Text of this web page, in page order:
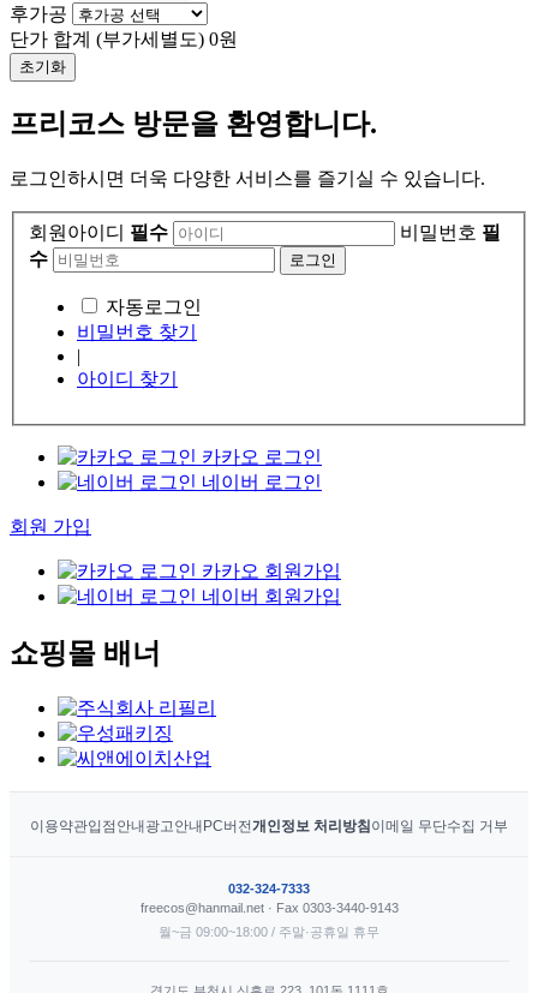
후가공
단가 합계 (부가세별도) 0원
초기화
프리코스 방문을 환영합니다.
로그인하시면 더욱 다양한 서비스를 즐기실 수 있습니다.
회원아이디 필수 비밀번호 필
수
자동로그인
비밀번호 찾기
|
아이디 찾기
카카오 로그인
네이버 로그인
회원 가입
카카오 회원가입
네이버 회원가입
쇼핑몰 배너
이용약관입점안내광고안내PC버전개인정보 처리방침이메일 무단수집 거부
032-324-7333
freecos@hanmail.net · Fax 0303-3440-9143
월~금 09:00~18:00 / 주말·공휴일 휴무